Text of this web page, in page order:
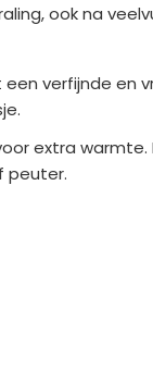
ook na
verfijnde en
extra warmte.
peuter.